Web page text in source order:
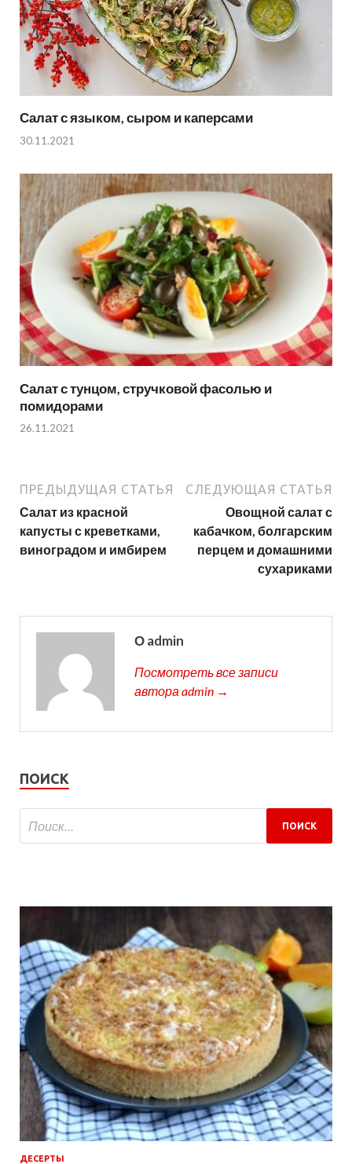
Салат с языком, сыром и каперсами
30.11.2021
Салат с тунцом, стручковой фасолью и
помидорами
26.11.2021
ПРЕДЫДУЩАЯ СТАТЬЯ
Салат из красной
капусты с креветками,
виноградом и имбирем
СЛЕДУЮЩАЯ СТАТЬЯ
Овощной салат с
кабачком, болгарским
перцем и домашними
сухариками
О admin
Посмотреть все записи
автора admin →
ПОИСК
ДЕСЕРТЫ